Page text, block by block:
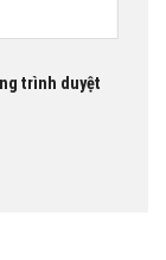
trình duyệt